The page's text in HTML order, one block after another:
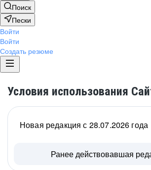
Поиск
Пески
Войти
Войти
Создать резюме
Условия использования
Новая редакция с 28.07.2026 года
Ранее действовавшая